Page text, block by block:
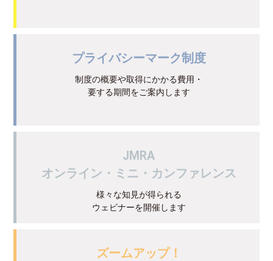
プライバシーマーク制度
制度の概要や取得にかかる費用・
要する期間をご案内します
JMRA
オンライン・ミニ・カンファレンス
様々な知見が得られる
ウェビナーを開催します
ズームアップ！